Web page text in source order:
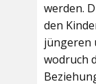
werden.
den
jüngeren
wodruch